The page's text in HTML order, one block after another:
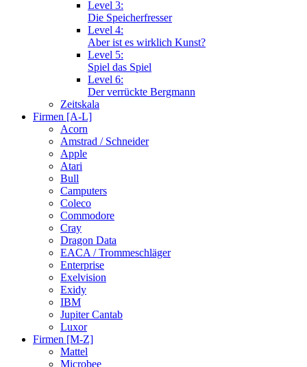
Level 3:
Die Speicherfresser
Level 4:
Aber ist es wirklich Kunst?
Level 5:
Spiel das Spiel
Level 6:
Der verrückte Bergmann
Zeitskala
Firmen [A-L]
Acorn
Amstrad / Schneider
Apple
Atari
Bull
Camputers
Coleco
Commodore
Cray
Dragon Data
EACA / Trommeschläger
Enterprise
Exelvision
Exidy
IBM
Jupiter Cantab
Luxor
Firmen [M-Z]
Mattel
Microbee